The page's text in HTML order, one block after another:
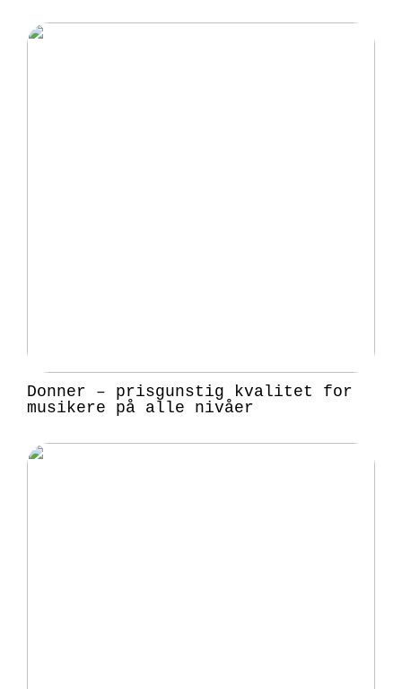
Donner – prisgunstig kvalitet for
musikere på alle nivåer